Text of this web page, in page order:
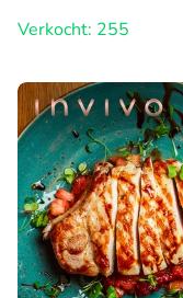
Verkocht: 255